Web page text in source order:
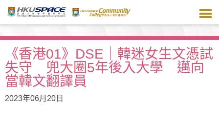
主
《香港01》DSE｜韓迷女生文憑試
失守 兜大圈5年後入大學 邁向
當韓文翻譯員
2023年06月20日